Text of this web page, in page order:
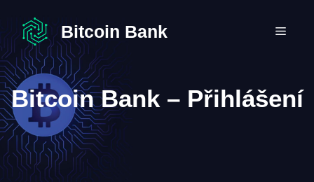
obsah
Bitcoin Bank
Bitcoin Bank – Přihlášení